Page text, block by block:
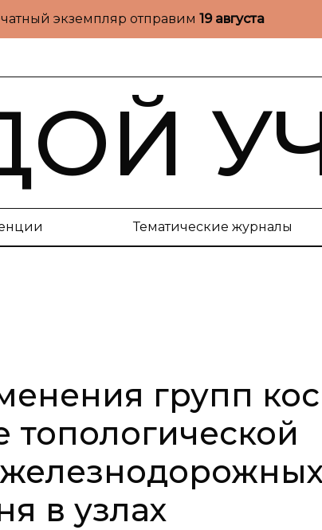
экземпляр отправим 19 августа
Тематические журналы
групп
топологической
в узлах